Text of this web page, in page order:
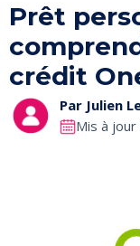
Prêt
crédit
Par Julien
Mis à